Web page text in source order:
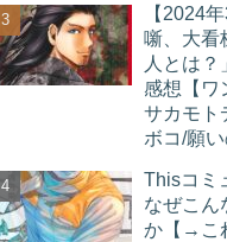
【2024
噺、大看
人とは
感想【ワ
サカモト
ボコ/願い
Thisコミ
なぜこん
か【→こ